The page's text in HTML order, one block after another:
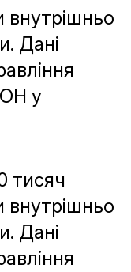
внутрішньо
Дані
у
тисяч
внутрішньо
Дані